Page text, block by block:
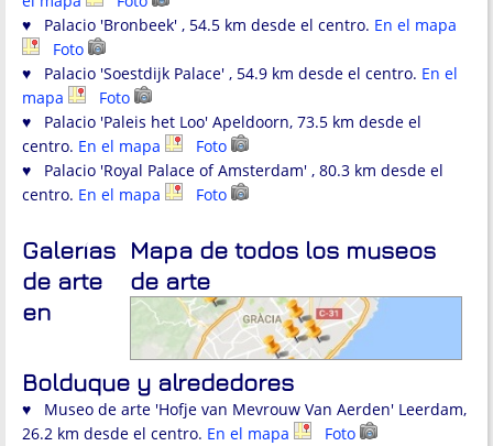
♥ Palacio 'Bronbeek' , 54.5 km desde el centro. En el mapa
Foto
♥ Palacio 'Soestdijk Palace' , 54.9 km desde el centro. En el
mapa
Foto
♥ Palacio 'Paleis het Loo' Apeldoorn, 73.5 km desde el
centro. En el mapa
Foto
♥ Palacio 'Royal Palace of Amsterdam' , 80.3 km desde el
centro. En el mapa Foto
Mapa de todos los museos
de arte
Galerías
de arte
en
Bolduque y alrededores
♥ Museo de arte 'Hofje van Mevrouw Van Aerden' Leerdam,
26.2 km desde el centro. En el mapa
Foto